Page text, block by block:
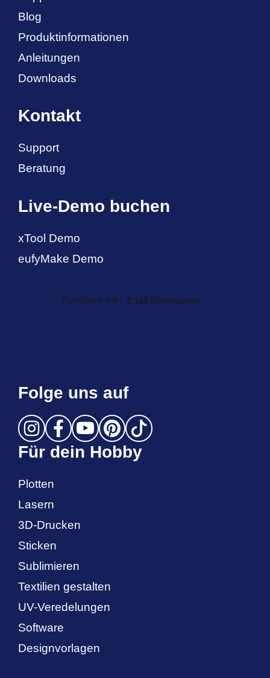
Blog
Produktinformationen
Anleitungen
Downloads
Kontakt
Support
Beratung
Live-Demo buchen
xTool Demo
eufyMake Demo
Folge uns auf
Für dein Hobby
Plotten
Lasern
3D-Drucken
Sticken
Sublimieren
Textilien gestalten
UV-Veredelungen
Software
Designvorlagen